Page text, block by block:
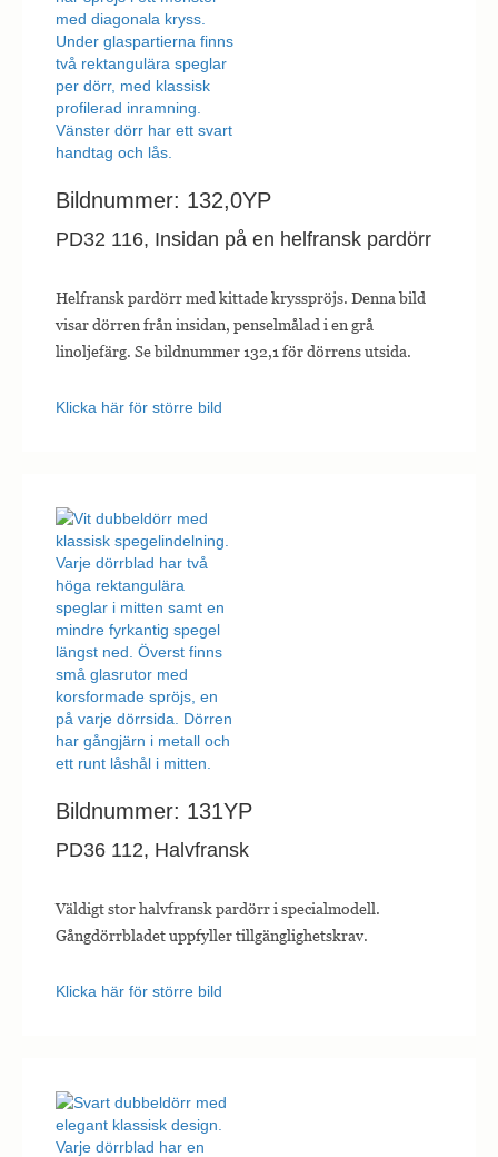
Bildnummer: 132,0YP
PD32 116, Insidan på en helfransk pardörr
Helfransk pardörr med kittade krysspröjs. Denna bild
visar dörren från insidan, penselmålad i en grå
linoljefärg. Se bildnummer 132,1 för dörrens utsida.
Klicka här för större bild
Bildnummer: 131YP
PD36 112, Halvfransk
Väldigt stor halvfransk pardörr i specialmodell.
Gångdörrbladet uppfyller tillgänglighetskrav.
Klicka här för större bild